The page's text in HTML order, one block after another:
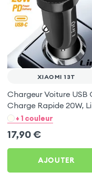
XIAOMI 13T
Chargeur Voiture USB
Charge Rapide 20W,
- Noir pour Xiaomi 13T
+ 1 couleur
17,90 €
AJOUTER